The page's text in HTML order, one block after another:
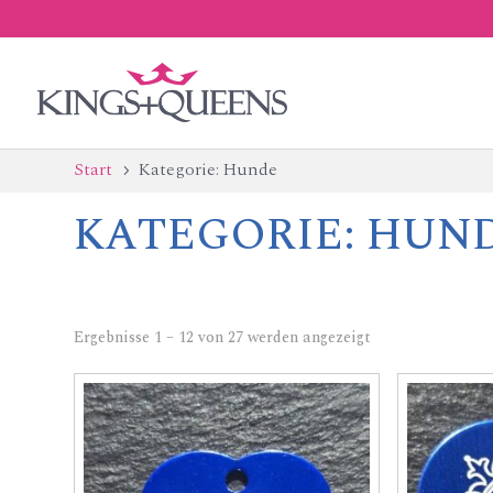
Start 5 Kategorie: Hunde
KATEGORIE:
Ergebnisse 1 – 12 von 27 werden angezeigt